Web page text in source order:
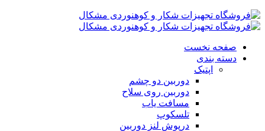
صفحه نخست
دسته بندی
اپتیک
دوربین دو چشم
دوربین روی سلاح
مسافت یاب
تلسکوپ
درپوش لنز دوربین